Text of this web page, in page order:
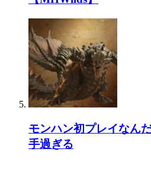
モンハン初プレイなん
手過ぎる